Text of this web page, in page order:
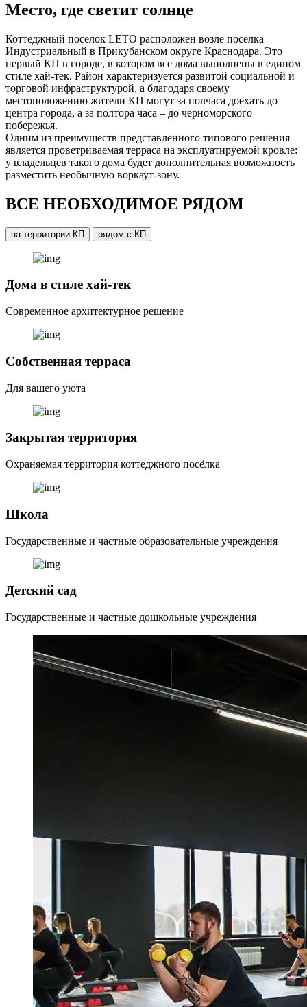
Место, где светит солнце
Коттеджный поселок LETO расположен возле поселка
Индустриальный в Прикубанском округе Краснодара. Это
первый КП в городе, в котором все дома выполнены в едином
стиле хай-тек. Район характеризуется развитой социальной и
торговой инфраструктурой, а благодаря своему
местоположению жители КП могут за полчаса доехать до
центра города, а за полтора часа – до черноморского
побережья.
Одним из преимуществ представленного типового решения
является проветриваемая терраса на эксплуатируемой кровле:
у владельцев такого дома будет дополнительная возможность
разместить необычную воркаут-зону.
ВСЕ НЕОБХОДИМОЕ РЯДОМ
на территории КП рядом с КП
Дома в стиле хай-тек
Современное архитектурное решение
Собственная терраса
Для вашего уюта
Закрытая территория
Охраняемая территория коттеджного посёлка
Школа
Государственные и частные образовательные учреждения
Детский сад
Государственные и частные дошкольные учреждения